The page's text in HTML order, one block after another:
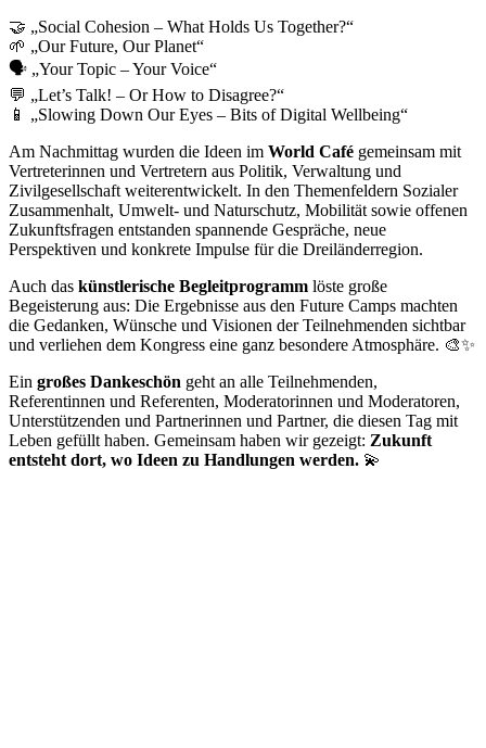
🤝 „Social Cohesion – What Holds Us Together?“
🌱 „Our Future, Our Planet“
🗣️ „Your Topic – Your Voice“
💬 „Let’s Talk! – Or How to Disagree?“
📱 „Slowing Down Our Eyes – Bits of Digital Wellbeing“
Am Nachmittag wurden die Ideen im World Café gemeinsam mit
Vertreterinnen und Vertretern aus Politik, Verwaltung und
Zivilgesellschaft weiterentwickelt. In den Themenfeldern Sozialer
Zusammenhalt, Umwelt- und Naturschutz, Mobilität sowie offenen
Zukunftsfragen entstanden spannende Gespräche, neue
Perspektiven und konkrete Impulse für die Dreiländerregion.
Auch das künstlerische Begleitprogramm löste große
Begeisterung aus: Die Ergebnisse aus den Future Camps machten
die Gedanken, Wünsche und Visionen der Teilnehmenden sichtbar
und verliehen dem Kongress eine ganz besondere Atmosphäre. 🎨✨
Ein großes Dankeschön geht an alle Teilnehmenden,
Referentinnen und Referenten, Moderatorinnen und Moderatoren,
Unterstützenden und Partnerinnen und Partner, die diesen Tag mit
Leben gefüllt haben. Gemeinsam haben wir gezeigt: Zukunft
entsteht dort, wo Ideen zu Handlungen werden. 💫